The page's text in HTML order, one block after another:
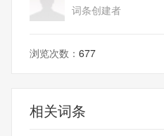
词条创建者
浏览次数： 677
相关词条